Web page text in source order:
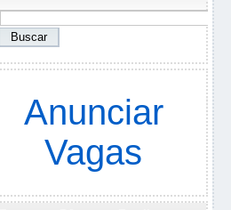
Anunciar
Vagas